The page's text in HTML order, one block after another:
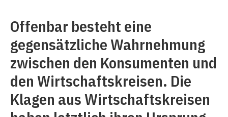
Offenbar besteht eine
gegensätzliche Wahrnehmung
zwischen den Konsumenten und
den Wirtschaftskreisen. Die
Klagen aus Wirtschaftskreisen